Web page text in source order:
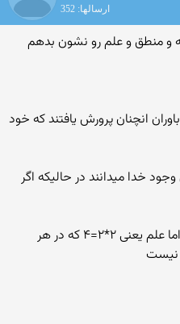
ارسالها: 352
و منطق و علم رو نشون بدهم
انچنان پرورش یافتند که خود
خدا میدانند در حالیکه اگر
گرچه برخی ریاضی رو علم نمیدوندد اما علم یعنی ۲*۲=۴ که در هر
نیست